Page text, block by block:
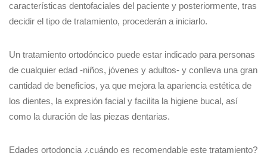
características dentofaciales del paciente y posteriormente, tras
decidir el tipo de tratamiento, procederán a iniciarlo.
Un tratamiento ortodóncico puede estar indicado para personas
de cualquier edad -niños, jóvenes y adultos- y conlleva una gran
cantidad de beneficios, ya que mejora la apariencia estética de
los dientes, la expresión facial y facilita la higiene bucal, así
como la duración de las piezas dentarias.
Edades ortodoncia ¿cuándo es recomendable este tratamiento?